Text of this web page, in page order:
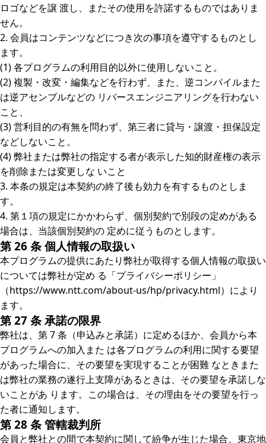
ロゴなどを譲 渡し、またその使用を許諾するものではありま
せん。
2. 会員はコンテンツなどにつき次の事項を遵守するものとし
ます。
(1) 各プログラムの利用目的以外に使用しないこと。
(2) 複製・改変・編集などを行わず、また、逆コンパイルまた
は逆アセンブルなどの リバースエンジニアリングを行わない
こと、
(3) 営利目的の有無を問わず、第三者に貸与・譲渡・担保設定
などしないこと。
(4) 弊社または弊社の指定する者が表示した知的財産権の表示
を削除または変更しな いこと
3. 本条の規定は本契約の終了後も効力を有するものとしま
す。
4. 第１項の規定にかかわらず、個別契約で別段の定めがある
場合は、当該個別契約の 定めに従うものとします。
第 26 条 個人情報の取扱い
本プログラムの提供にあたり弊社が取得する個人情報の取扱い
については弊社が定め る「プライバシーポリシー」
（https://www.ntt.com/about-us/hp/privacy.html）により
ます。
第 27 条 承諾の限界
弊社は、第 7 条（申込みと承諾）に定めるほか、会員から本
プログラムへの加入また は各プログラムの利用に関する要望
があった場合に、その要望を実現することが困難 なときまた
は弊社の業務の遂行上支障があるときは、その要望を承諾しな
いことがあ ります。この場合は、その理由をその要望を行っ
た者に通知します。
第 28 条 管轄裁判所
会員と弊社との間で本契約に関して紛争が生じた場合、東京地